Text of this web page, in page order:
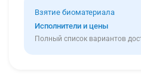
Взятие биоматериала
Исполнители и цены
Полный список вариантов